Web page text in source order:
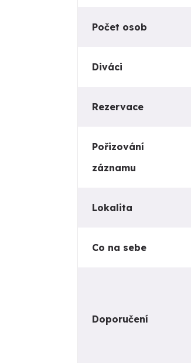
Počet osob
Diváci
Rezervace
Pořizování
záznamu
Lokalita
Co na sebe
Doporučení